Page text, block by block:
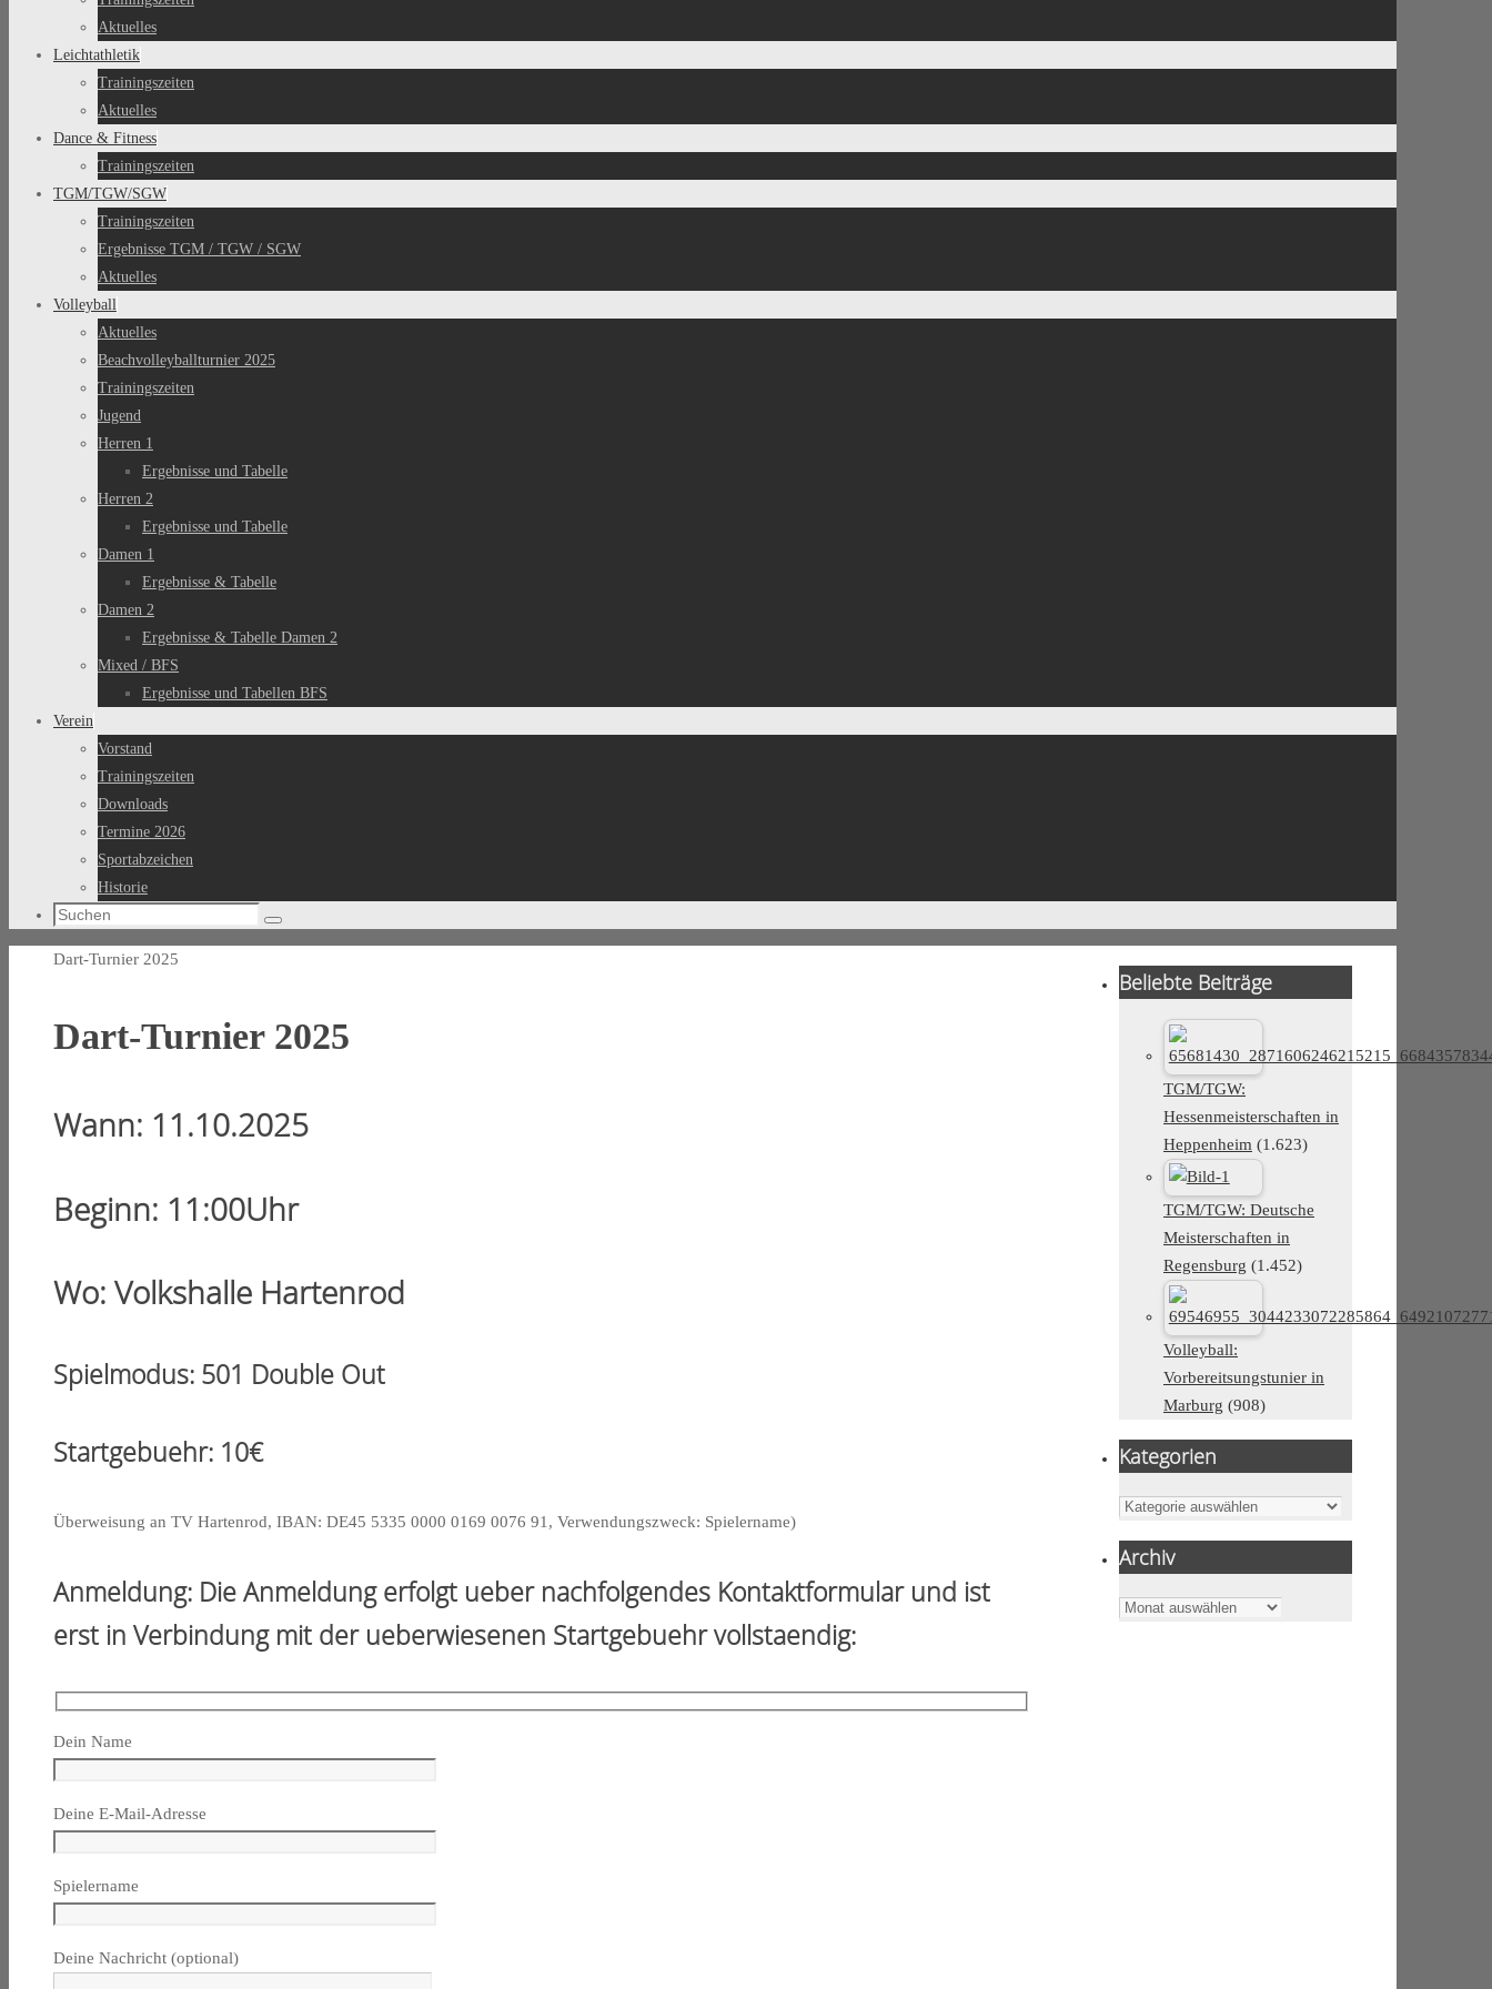
Aktuelles
Leichtathletik
Trainingszeiten
Aktuelles
Dance & Fitness
Trainingszeiten
TGM/TGW/SGW
Trainingszeiten
Ergebnisse TGM / TGW / SGW
Aktuelles
Volleyball
Aktuelles
Beachvolleyballturnier 2025
Trainingszeiten
Jugend
Herren 1
Ergebnisse und Tabelle
Herren 2
Ergebnisse und Tabelle
Damen 1
Ergebnisse & Tabelle
Damen 2
Ergebnisse & Tabelle Damen 2
Mixed / BFS
Ergebnisse und Tabellen BFS
Verein
Vorstand
Trainingszeiten
Downloads
Termine 2026
Sportabzeichen
Historie
Suchen
Suchen
Start
Dart-Turnier 2025
Dart-Turnier 2025
Wann: 11.10.2025
Beginn: 11:00Uhr
Wo: Volkshalle Hartenrod
Spielmodus: 501 Double Out
Startgebuehr: 10€
Überweisung an TV Hartenrod, IBAN: DE45 5335 0000 0169 0076 91, Verwendungszweck: Spielername)
Anmeldung: Die Anmeldung erfolgt ueber nachfolgendes Kontaktformular und ist
erst in Verbindung mit der ueberwiesenen Startgebuehr vollstaendig:
Dein Name
Deine E-Mail-Adresse
Spielername
Deine Nachricht (optional)
Beliebte Beiträge
TGM/TGW:
Hessenmeisterschaften in
Heppenheim (1.623)
TGM/TGW: Deutsche
Meisterschaften in
Regensburg (1.452)
Volleyball:
Vorbereitsungstunier in
Marburg (908)
Kategorien
Kategorien
Archiv
Archiv